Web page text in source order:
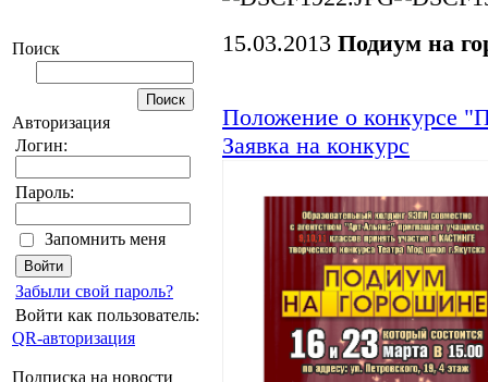
Поиск
Авторизация
Логин:
Пароль:
Запомнить меня
Забыли свой пароль?
Войти как пользователь:
QR-авторизация
Подписка на новости
15.03.2013 Подиум на
Положение о конкурсе
Заявка на конкурс